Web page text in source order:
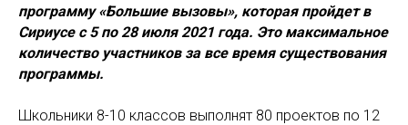
программу «Большие вызовы», которая пройдет в
Сириусе с 5 по 28 июля 2021 года. Это максимальное
количество участников за все время существования
программы.
Школьники 8-10 классов выполнят 80 проектов по 12